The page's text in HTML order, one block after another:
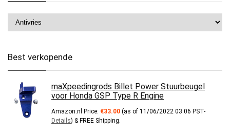
Best verkopende
maXpeedingrods Billet Power Stuurbeugel
voor Honda GSP Type R Engine
Amazon.nl Price: €33.00 (as of 11/06/2022 03:06 PST-
Details) & FREE Shipping.